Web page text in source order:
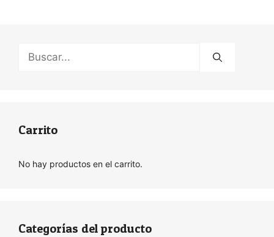
Buscar:
Carrito
No hay productos en el carrito.
Categorías del producto